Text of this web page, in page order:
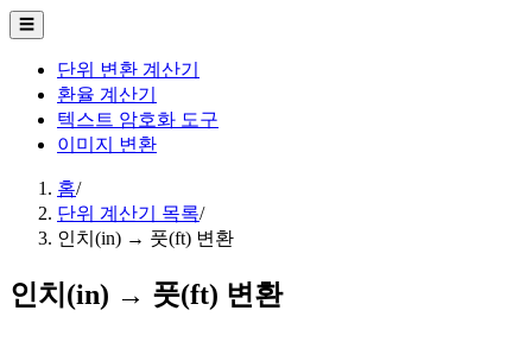
☰
단위 변환 계산기
환율 계산기
텍스트 암호화 도구
이미지 변환
홈/
단위 계산기 목록/
인치(in) → 풋(ft) 변환
인치(in) → 풋(ft) 변환